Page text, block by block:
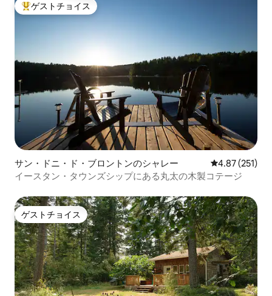
大好評のゲストチョイスです。
ゲストチョイス
サン・ドニ・ド・ブロントンのシャレー レビュー251
4.87 (251)
イースタン・タウンズシップにある丸太の木製コテージ
ゲストチョイス
ゲストチョイス